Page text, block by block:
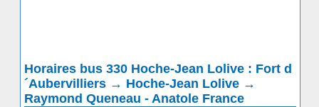
Horaires bus 330 Hoche-Jean Lolive : Fort d
´Aubervilliers → Hoche-Jean Lolive →
Raymond Queneau - Anatole France